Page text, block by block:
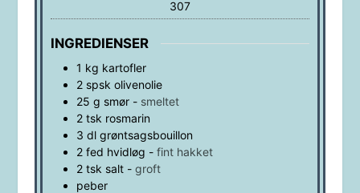
307
INGREDIENSER
1 kg kartofler
2 spsk olivenolie
25 g smør- smeltet
2 tsk rosmarin
3 dl grøntsagsbouillon
2 fed hvidløg - fint hakket
2 tsk salt- groft
peber